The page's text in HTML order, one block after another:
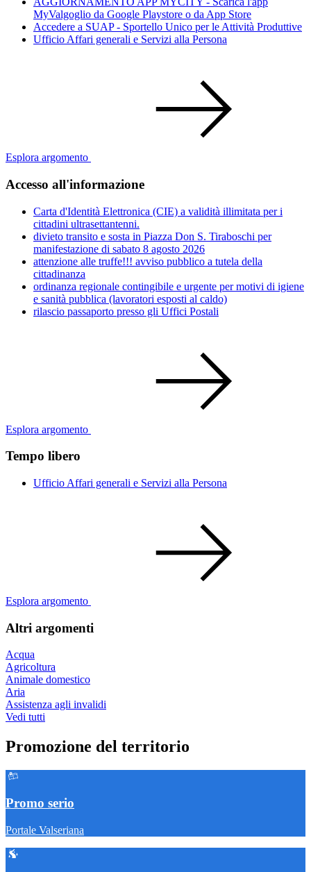
MyValgoglio da Google Playstore o da App Store
Accedere a SUAP - Sportello Unico per le Attività Produttive
Ufficio Affari generali e Servizi alla Persona
Esplora argomento
Accesso all'informazione
Carta d'Identità Elettronica (CIE) a validità illimitata per i
cittadini ultrasettantenni.
divieto transito e sosta in Piazza Don S. Tiraboschi per
manifestazione di sabato 8 agosto 2026
attenzione alle truffe!!! avviso pubblico a tutela della
cittadinanza
ordinanza regionale contingibile e urgente per motivi di igiene
e sanità pubblica (lavoratori esposti al caldo)
rilascio passaporto presso gli Uffici Postali
Esplora argomento
Tempo libero
Ufficio Affari generali e Servizi alla Persona
Esplora argomento
Altri argomenti
Acqua
Agricoltura
Animale domestico
Aria
Assistenza agli invalidi
Vedi tutti
Promozione del territorio
Promo serio
Portale Valseriana